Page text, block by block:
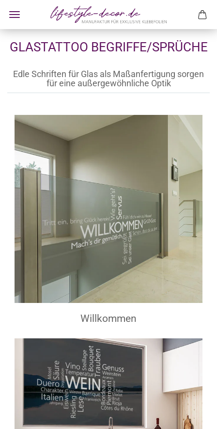
GLASTATTOO BEGRIFFE/SPRÜCHE
Edle Schriften für Glas als Maßanfertigung sorgen
für eine außergewöhnliche Optik
Willkommen